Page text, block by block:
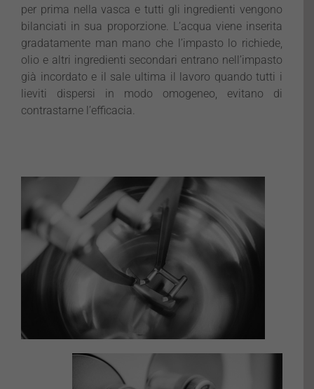
per prima nella vasca e tutti gli ingredienti vengono
bilanciati in sua proporzione. L’acqua viene inserita
gradatamente man mano che l’impasto lo richiede,
olio e altri ingredienti secondari entrano nell’impasto
già incordato e il sale ultima il lavoro quando tutti i
lieviti dispersi in modo omogeneo, evitano di
contrastarne l’efficacia.